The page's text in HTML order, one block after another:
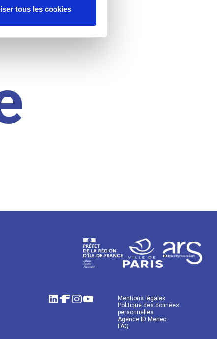
tous les cookies
Mentions légales
Politique des données
personnelles
Agence ID Meneo
FAQ